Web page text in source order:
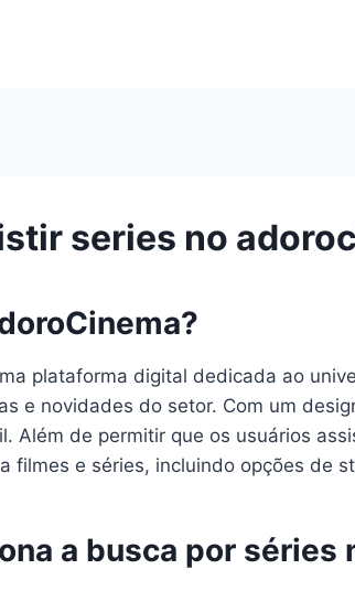
series no
plataforma digital dedicada ao
e novidades do setor. Com um
Além de permitir que os usuários
filmes e séries, incluindo opções de
a busca por séries